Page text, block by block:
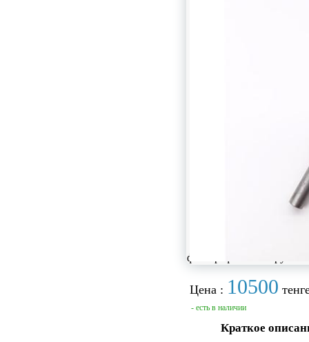
фотографии не
Краткое
Цена : 10500
- есть в наличии